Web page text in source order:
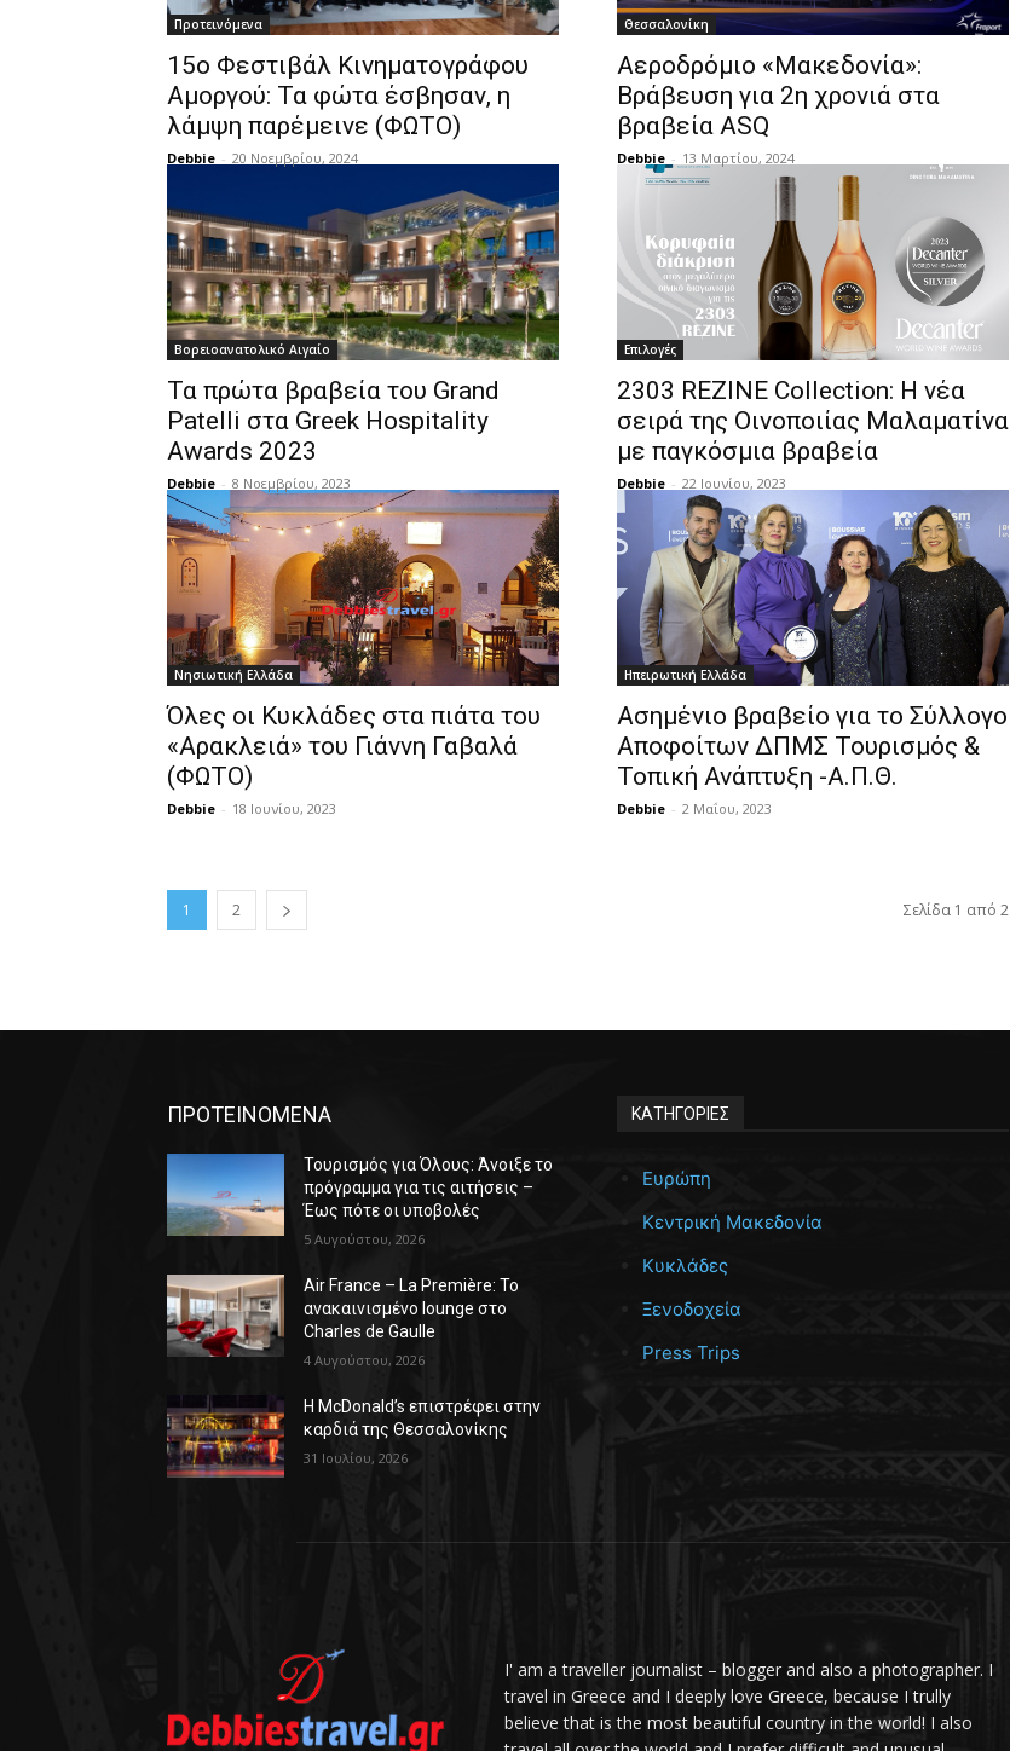
Προτεινόμενα
15ο Φεστιβάλ Κινηματογράφου
Αμοργού: Τα φώτα έσβησαν, η
λάμψη παρέμεινε (ΦΩΤΟ)
Debbie - 20 Νοεμβρίου, 2024
Θεσσαλονίκη
Αεροδρόμιο «Μακεδονία»:
Βράβευση για 2η χρονιά στα
βραβεία ASQ
Debbie - 13 Μαρτίου, 2024
Βορειοανατολικό Αιγαίο
Τα πρώτα βραβεία του Grand
Patelli στα Greek Hospitality
Awards 2023
Debbie - 8 Νοεμβρίου, 2023
Επιλογές
2303 REZINE Collection: Η νέα
σειρά της Οινοποιίας Μαλαματίνα
με παγκόσμια βραβεία
Debbie - 22 Ιουνίου, 2023
Νησιωτική Ελλάδα
Όλες οι Κυκλάδες στα πιάτα του
«Αρακλειά» του Γιάννη Γαβαλά
(ΦΩΤΟ)
Debbie - 18 Ιουνίου, 2023
Ηπειρωτική Ελλάδα
Ασημένιο βραβείο για το Σύλλογο
Αποφοίτων ΔΠΜΣ Τουρισμός &
Τοπική Ανάπτυξη -Α.Π.Θ.
Debbie - 2 Μαΐου, 2023
1 2 Σελίδα 1 από 2
ΠΡΟΤΕΙΝΟΜΕΝΑ
Τουρισμός για Όλους: Άνοιξε το
πρόγραμμα για τις αιτήσεις –
Έως πότε οι υποβολές
5 Αυγούστου, 2026
Air France – La Première: Το
ανακαινισμένο lounge στο
Charles de Gaulle
4 Αυγούστου, 2026
Η McDonald’s επιστρέφει στην
καρδιά της Θεσσαλονίκης
31 Ιουλίου, 2026
ΚΑΤΗΓΟΡΙΕΣ
Ευρώπη
Κεντρική Μακεδονία
Κυκλάδες
Ξενοδοχεία
Press Trips
I' am a traveller journalist – blogger and also a photographer. I
travel in Greece and I deeply love Greece, because I trully
believe that is the most beautiful country in the world! I also